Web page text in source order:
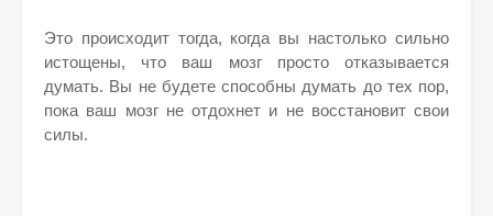
Это происходит тогда, когда вы настолько сильно
истощены, что ваш мозг просто отказывается
думать. Вы не будете способны думать до тех пор,
пока ваш мозг не отдохнет и не восстановит свои
силы.